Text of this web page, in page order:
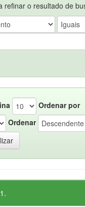
refinar o resultado de
Ordenar por
Ordenar